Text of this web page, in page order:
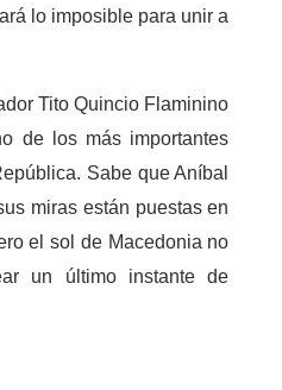
lo imposible para unir a
Tito Quincio Flaminino
de los más importantes
Sabe que Aníbal
miras están puestas en
el sol de Macedonia no
un último instante de